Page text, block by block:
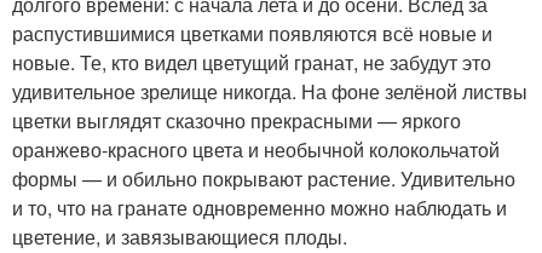
распустившимися цветками появляются всё новые и
новые. Те, кто видел цветущий гранат, не забудут это
удивительное зрелище никогда. На фоне зелёной листвы
цветки выглядят сказочно прекрасными — яркого
оранжево-красного цвета и необычной колокольчатой
формы — и обильно покрывают растение. Удивительно
и то, что на гранате одновременно можно наблюдать и
цветение, и завязывающиеся плоды.